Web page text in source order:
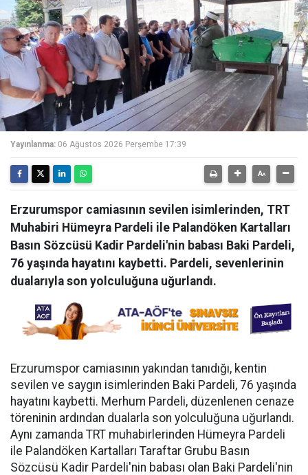
Yayınlanma: 06 Ağustos 2026 Perşembe 17:39
Erzurumspor camiasının sevilen isimlerinden, TRT
Muhabiri Hümeyra Pardeli ile Palandöken Kartalları
Basın Sözcüsü Kadir Pardeli'nin babası Baki Pardeli,
76 yaşında hayatını kaybetti. Pardeli, sevenlerinin
dualarıyla son yolculuğuna uğurlandı.
Erzurumspor camiasının yakından tanıdığı, kentin
sevilen ve saygın isimlerinden Baki Pardeli, 76 yaşında
hayatını kaybetti. Merhum Pardeli, düzenlenen cenaze
töreninin ardından dualarla son yolculuğuna uğurlandı.
Aynı zamanda TRT muhabirlerinden Hümeyra Pardeli
ile Palandöken Kartalları Taraftar Grubu Basın
Sözcüsü Kadir Pardeli'nin babası olan Baki Pardeli'nin